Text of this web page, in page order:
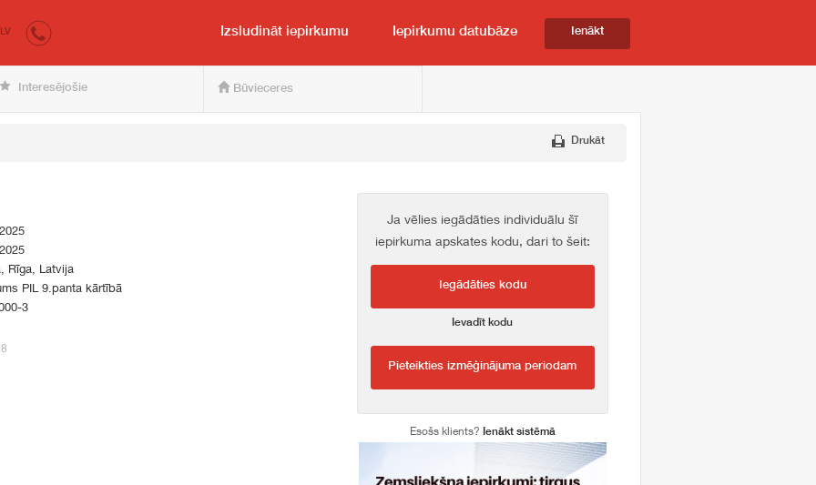
pircējam un pārdevējam
LV Izsludināt iepirkumu Iepirkumu datubāze Ienākt
Interesējošie Būvieceres
Drukāt
Rīga, Latvija
PIL 9.panta kārtībā
3
Ja vēlies iegādāties individuālu šī
iepirkuma apskates kodu, dari to šeit:
Iegādāties kodu
Ievadīt kodu
Pieteikties izmēģinājuma periodam
Esošs klients? Ienākt sistēmā